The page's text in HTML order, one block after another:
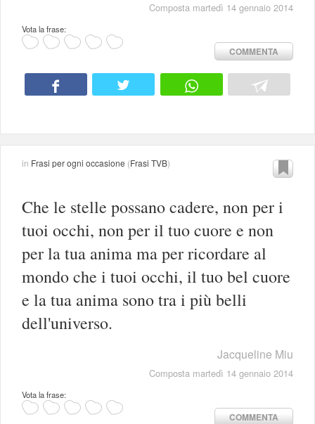
Composta martedì 14 gennaio 2014
Vota la frase:
COMMENTA
in Frasi per ogni occasione (Frasi TVB)
Che le stelle possano cadere, non per i
tuoi occhi, non per il tuo cuore e non
per la tua anima ma per ricordare al
mondo che i tuoi occhi, il tuo bel cuore
e la tua anima sono tra i più belli
dell'universo.
Jacqueline Miu
Composta martedì 14 gennaio 2014
Vota la frase:
COMMENTA